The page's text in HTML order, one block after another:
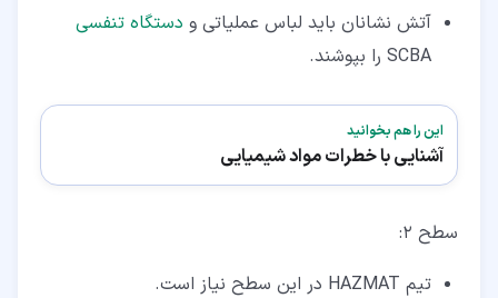
آتش نشانان باید لباس عملیاتی و دستگاه تنفسی
SCBA را بپوشند.
این را هم بخوانید
آشنایی با خطرات مواد شیمیایی
سطح 2:
تیم HAZMAT در این سطح نیاز است.